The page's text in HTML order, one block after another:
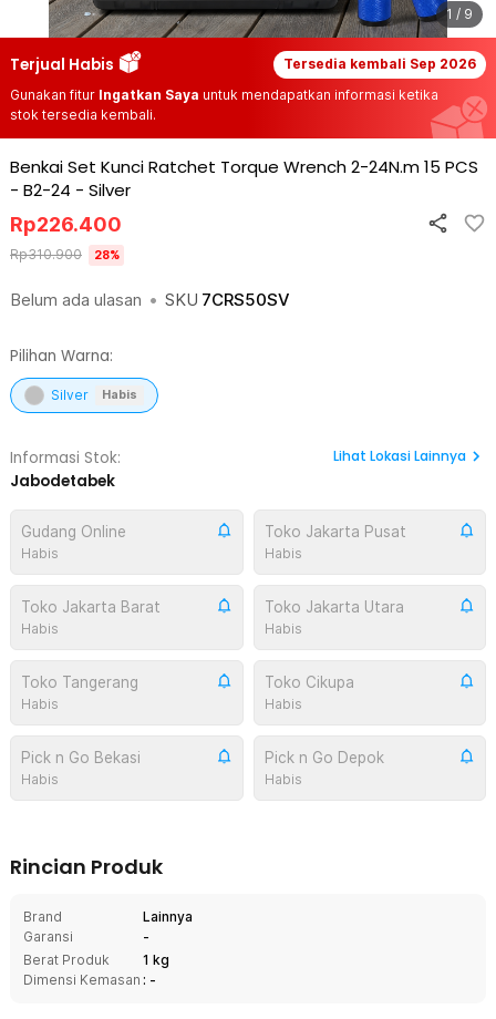
1 / 9
Terjual Habis Tersedia kembali Sep 2026
Gunakan fitur Ingatkan Saya untuk mendapatkan informasi ketika
stok tersedia kembali.
Benkai Set Kunci Ratchet Torque Wrench 2-24N.m 15 PCS
- B2-24 - Silver
Belum ada ulasan • SKU 7CRS50SV
Rp226.400
Rp310.900 28%
Pilihan Warna:
Silver Habis
Informasi Stok:
Jabodetabek
Lihat Lokasi Lainnya
Gudang Online
Habis
Toko Jakarta Pusat
Habis
Toko Jakarta Barat
Habis
Toko Jakarta Utara
Habis
Toko Tangerang
Habis
Toko Cikupa
Habis
Pick n Go Bekasi
Habis
Pick n Go Depok
Habis
Rincian Produk
Brand
Lainnya
Garansi
-
Berat Produk
1 kg
Dimensi Kemasan : -